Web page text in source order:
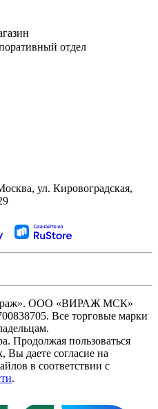
отдел
ул. Кировоградская,
ООО «ВИРАЖ МСК»
Все торговые марки
Продолжая пользоваться
Вы даете согласие на
в соответствии с
.